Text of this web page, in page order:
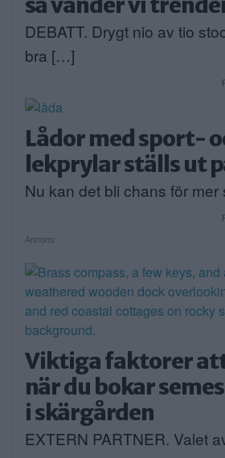
DEBATT. Drygt nio av tio
bra […]
Lådor med sport-
lekprylar ställs ut
Nu kan det bli chans för
Annons:
Viktiga faktorer
när du bokar
i skärgården
EXTERN PARTNER. Valet